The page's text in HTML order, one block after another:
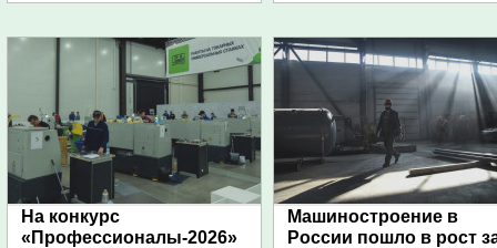
На конкурс
«Профессионалы-2026»
Машиностроение в
России пошло в рост